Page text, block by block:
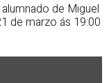
de Miguel
de marzo ás 19:00